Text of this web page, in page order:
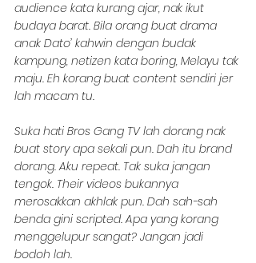
audience kata kurang ajar, nak ikut
budaya barat. Bila orang buat drama
anak Dato’ kahwin dengan budak
kampung, netizen kata boring, Melayu tak
maju. Eh korang buat content sendiri jer
lah macam tu.
Suka hati Bros Gang TV lah dorang nak
buat story apa sekali pun. Dah itu brand
dorang. Aku repeat. Tak suka jangan
tengok. Their videos bukannya
merosakkan akhlak pun. Dah sah-sah
benda gini scripted. Apa yang korang
menggelupur sangat? Jangan jadi
bodoh lah.